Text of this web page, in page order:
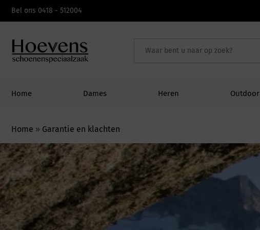
Bel ons 0418 - 512004
Home Dames Heren Outdoor
Home » Garantie en klachten